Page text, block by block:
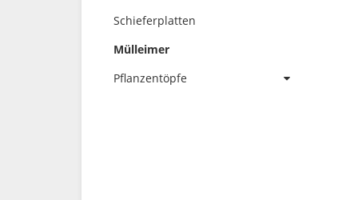
Schieferplatten
Mülleimer
Pflanzentöpfe